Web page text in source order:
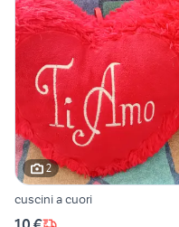
2
cuscini a cuori